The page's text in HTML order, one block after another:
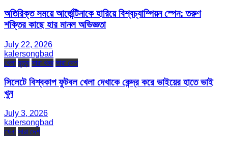
অতিরিক্ত সময়ে আর্জেন্টিনাকে হারিয়ে বিশ্বচ্যাম্পিয়ন স্পেন: তরুণ
শক্তির কাছে হার মানল অভিজ্ঞতা
July 22, 2026
kalersongbad
খেলা মৃত্যু সারা খবর সারা দেশ
সিলেটে বিশ্বকাপ ফুটবল খেলা দেখাকে কেন্দ্র করে ভাইয়ের হাতে ভাই
খুন
July 3, 2026
kalersongbad
খেলা সারা দেশ